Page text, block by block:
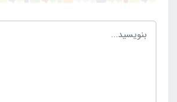
در گذر زمان دچار تغییر رنگ نمی
معرض تابش خورشید نیز برای طولانی